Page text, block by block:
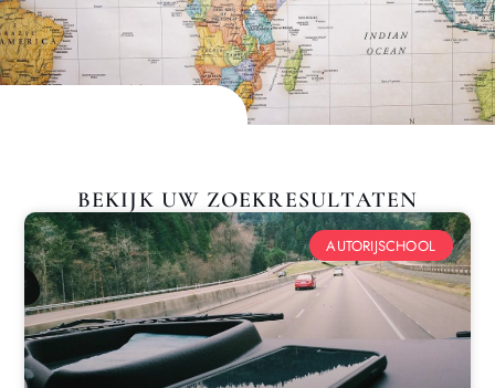
BEKIJK UW ZOEKRESULTATEN
AUTORIJSCHOOL